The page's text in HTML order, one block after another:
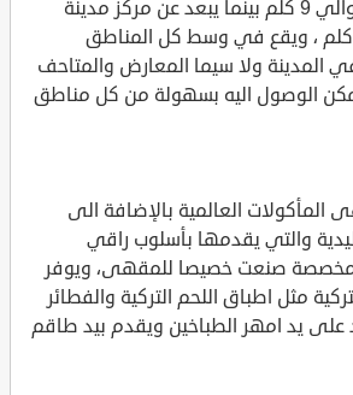
ويبعد عن مركزها حوالي 9 كلم بينما يبعد عن مركز مدينة
إسطنبول بحدود 16 كلم ، ويقع في وسط كل المناطق
في المدينة ولا سيما المعارض والمتاحف
الوصول اليه بسهولة من كل مناطق
العالمية بالإضافة الى
والتي يقدمها بأسلوب راقي
صنعت خصيصا للمقهى، ويوفر
مثل اطباق اللحم التركية والفطائر
على يد امهر الطباخين ويقدم بيد طاقم